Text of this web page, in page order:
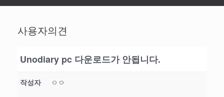
사용자의견
Unodiary pc 다운로드가 안됩니다.
작성자 ㅇㅇ